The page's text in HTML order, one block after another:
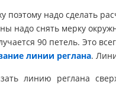
поэтому надо сделать
надо снять мерку
90 петель. Это
линии реглана.
линию реглана